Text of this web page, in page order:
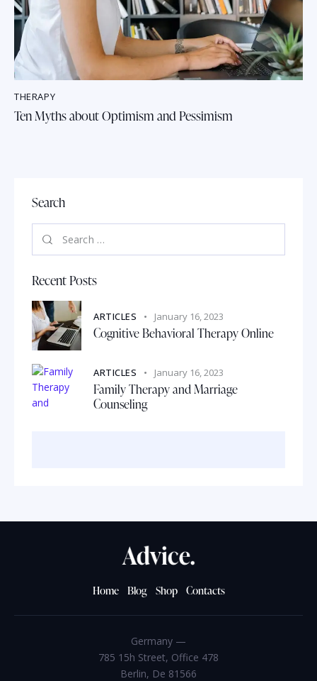
THERAPY
Ten Myths about Optimism and Pessimism
Search
Recent Posts
ARTICLES January 16, 2023
Cognitive Behavioral Therapy Online
ARTICLES January 16, 2023
Family Therapy and Marriage
Counseling
Home Blog Shop Contacts
Germany —
785 15h Street, Office 478
Berlin, De 81566